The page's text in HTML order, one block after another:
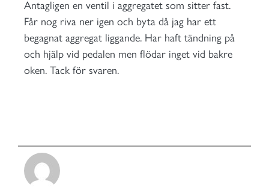
Antagligen en ventil i aggregatet som sitter fast.
Får nog riva ner igen och byta då jag har ett
begagnat aggregat liggande. Har haft tändning på
och hjälp vid pedalen men flödar inget vid bakre
oken. Tack för svaren.